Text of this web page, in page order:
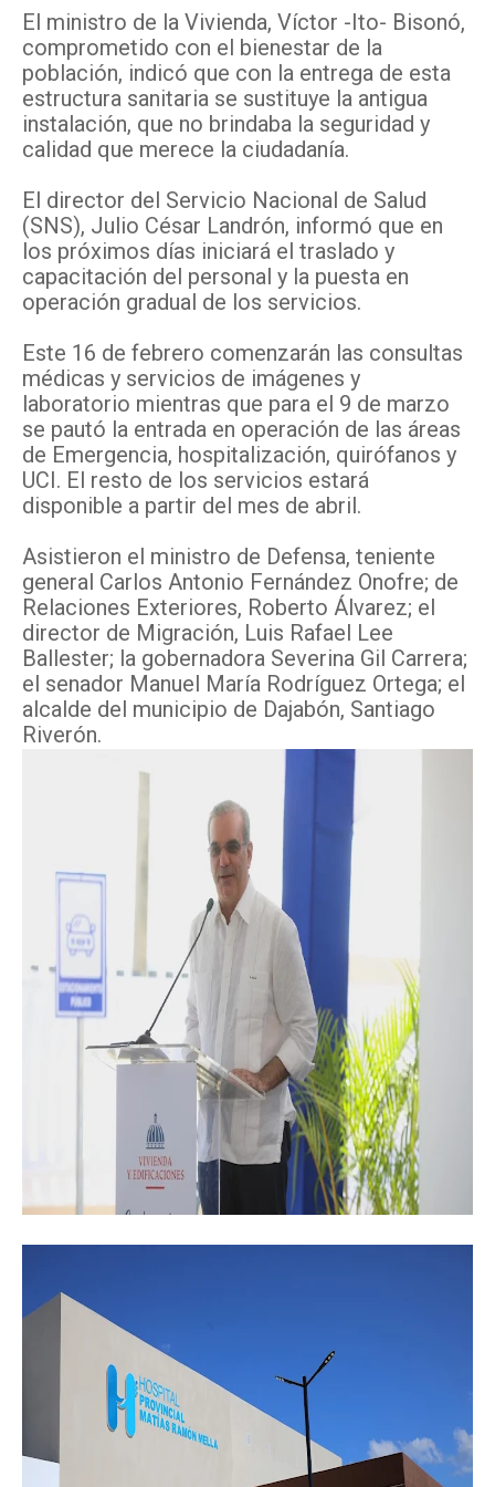
El ministro de la Vivienda, Víctor -Ito- Bisonó,
comprometido con el bienestar de la
población, indicó que con la entrega de esta
estructura sanitaria se sustituye la antigua
instalación, que no brindaba la seguridad y
calidad que merece la ciudadanía.
El director del Servicio Nacional de Salud
(SNS), Julio César Landrón, informó que en
los próximos días iniciará el traslado y
capacitación del personal y la puesta en
operación gradual de los servicios.
Este 16 de febrero comenzarán las consultas
médicas y servicios de imágenes y
laboratorio mientras que para el 9 de marzo
se pautó la entrada en operación de las áreas
de Emergencia, hospitalización, quirófanos y
UCI. El resto de los servicios estará
disponible a partir del mes de abril.
Asistieron el ministro de Defensa, teniente
general Carlos Antonio Fernández Onofre; de
Relaciones Exteriores, Roberto Álvarez; el
director de Migración, Luis Rafael Lee
Ballester; la gobernadora Severina Gil Carrera;
el senador Manuel María Rodríguez Ortega; el
alcalde del municipio de Dajabón, Santiago
Riverón.